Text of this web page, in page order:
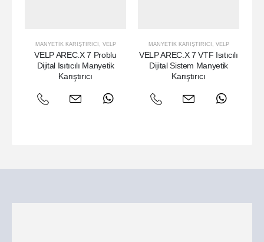
MANYETIK KARIŞTIRICI , VELP
VELP AREC.X 7 Problu
Dijital Isıtıcılı Manyetik
Karıştırıcı
MANYETIK KARIŞTIRICI , VELP
VELP AREC.X 7 VTF Isıtıcılı
Dijital Sistem Manyetik
Karıştırıcı